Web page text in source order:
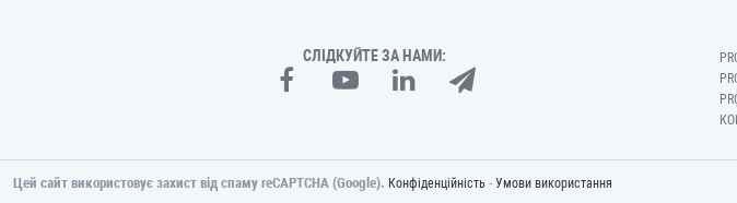
СЛІДКУЙТЕ ЗА НАМИ:
Цей сайт використовує захист від спаму reCAPTCHA (Google). Конфіденційність - Умови використання